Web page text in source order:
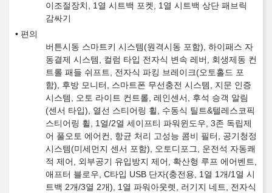
이조절장치, 1열 시트백 포켓, 1열 시트백 상단 패브릭
감싸기
편의
버튼시동 스마트키 시스템(원격시동 포함), 하이패스 자
동결제 시스템, 컬럼 타입 전자식 변속 레버, 회생제동 컨
트롤 패들 쉬프트, 전자식 파킹 브레이크(오토홀드 포
함), 후방 모니터, 스마트폰 무선충전 시스템, 지문 인증
시스템, 오토 라이트 컨트롤, 레인센서, 후석 승객 알림
(센서 타입), 열선 스티어링 휠, 수동식 틸트&텔레스코픽
스티어링 휠, 1열/2열 세이프티 파워윈도우, 3존 독립제
어 풀오토 에어컨, 항균 처리 고성능 콤비 필터, 공기청정
시스템(미세먼지 센서 포함), 오토디포그, 운전석 자동쾌
적 제어, 외부공기 유입방지 제어, 확산형 루프 에어벤트,
애프터 블로우, C타입 USB 단자(충전용, 1열 1개/1열 시
트백 2개/3열 2개), 1열 파워아웃렛, 러기지 네트, 전자식